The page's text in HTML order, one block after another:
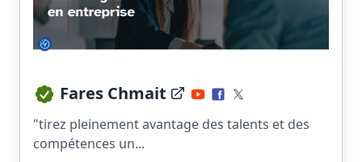
Fares Chmait
"tirez pleinement avantage des talents et des
compétences un...